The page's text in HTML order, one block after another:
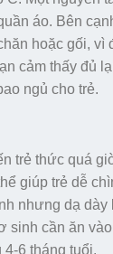
áo. Bên
hoặc gối, vì
cảm thấy đủ
ngủ cho trẻ.
trẻ thức quá
giúp trẻ dễ
nhưng dạ dày
sinh cần ăn
6 tháng tuổi.